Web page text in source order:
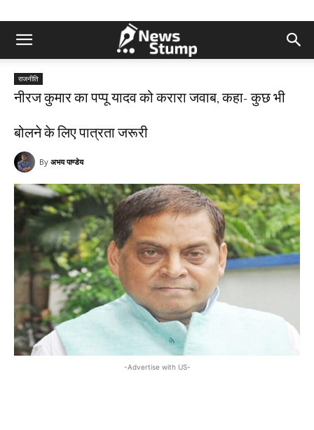
राजनीति
नीरज कुमार का पप्पू यादव को करारा जवाब, कहा- कुछ भी
बोलने के लिए पात्रता जरूरी
By अभय पाण्डेय
-Advertise with US-